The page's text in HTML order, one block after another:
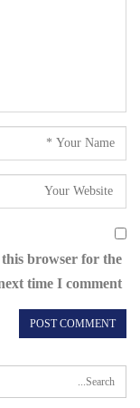
this browser for the
time I comment.